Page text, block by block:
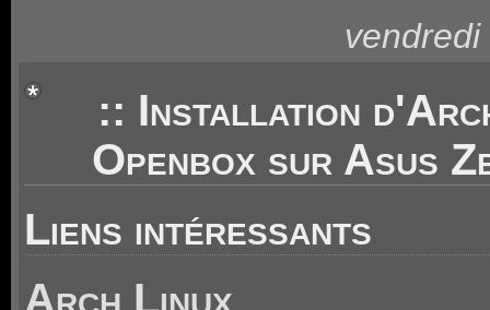
:: Installation
Openbox sur Asus
Liens intéressants
Arch Linux